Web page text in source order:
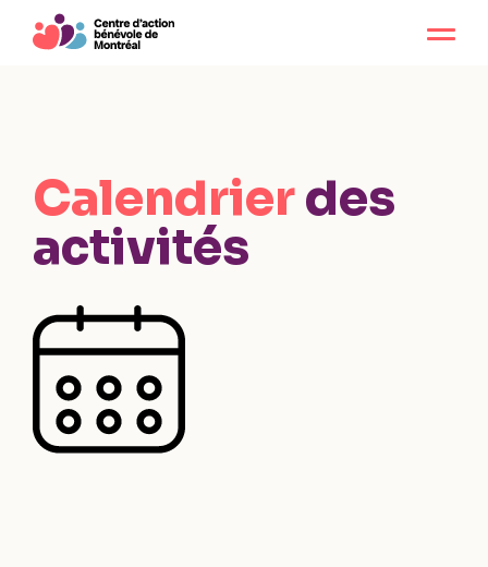
Calendrierdes
activités